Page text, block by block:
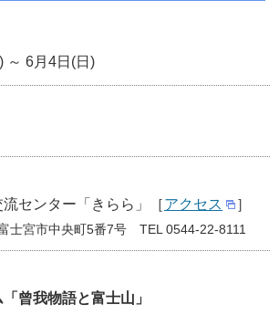
～ 6月4日(日)
センター「きらら」［アクセス ］
士宮市中央町5番7号 TEL 0544-22-8111
曾我物語と富士山」